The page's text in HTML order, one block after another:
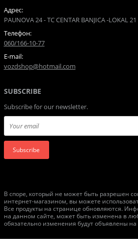
Адрес:
PAUNOVA 24 - TC CENTAR BANJICA -LOKAL
Телефон:
060/166-10-77
E-mail:
vozdshop@hotmail.com
SUBSCRIBE
Subscribe for our newsletter.
Subscribe
В споре, который не может быть разрешен
интернет-магазином, вы можете
Все продукты на странице обновляются.
на данном сайте, может быть изменена в
обязательно изменения будут объявлены на